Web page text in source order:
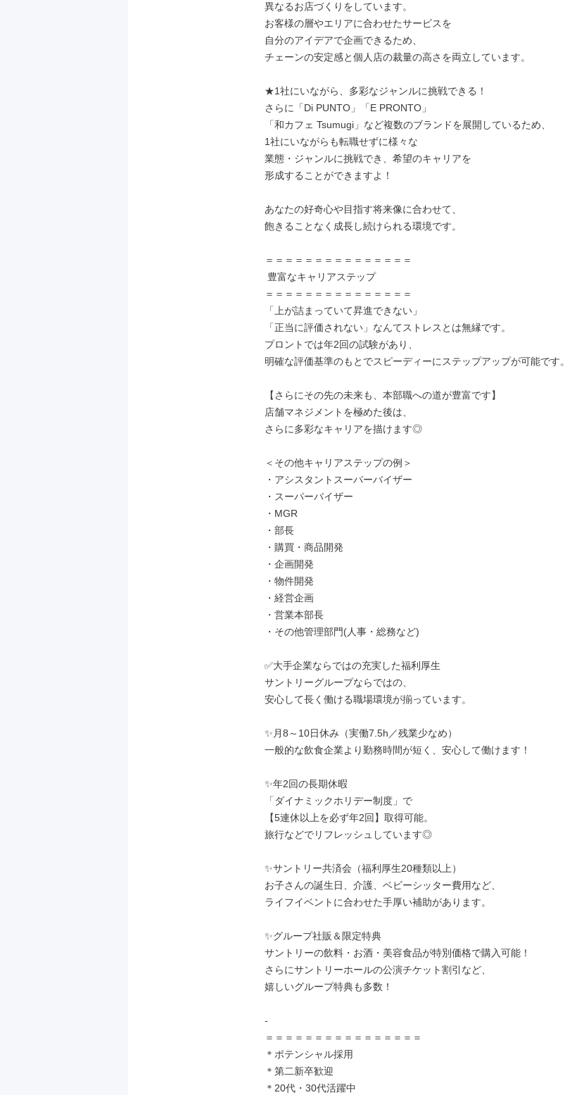
異なるお店づくりをしています。
お客様の層やエリアに合わせたサービスを
自分のアイデアで企画できるため、
チェーンの安定感と個人店の裁量の高さを両立しています。
★1社にいながら、多彩なジャンルに挑戦できる！
さらに「Di PUNTO」「E PRONTO」
「和カフェ Tsumugi」など複数のブランドを展開しているため、
1社にいながらも転職せずに様々な
業態・ジャンルに挑戦でき、希望のキャリアを
形成することができますよ！
あなたの好奇心や目指す将来像に合わせて、
飽きることなく成長し続けられる環境です。
＝＝＝＝＝＝＝＝＝＝＝＝＝＝＝
＝＝＝＝＝＝＝＝＝＝＝＝＝＝＝
「上が詰まっていて昇進できない」
「正当に評価されない」なんてストレスとは無縁です。
プロントでは年2回の試験があり、
明確な評価基準のもとでスピーディーにステップアップが可能です。
【さらにその先の未来も、本部職への道が豊富です】
店舗マネジメントを極めた後は、
さらに多彩なキャリアを描けます◎
＜その他キャリアステップの例＞
・アシスタントスーパーバイザー
・スーパーバイザー
・MGR
・部長
・購買・商品開発
・企画開発
・物件開発
・経営企画
・営業本部長
・その他管理部門(人事・総務など)
✅大手企業ならではの充実した福利厚生
サントリーグループならではの、
安心して長く働ける職場環境が揃っています。
✨月8～10日休み（実働7.5h／残業少なめ）
一般的な飲食企業より勤務時間が短く、安心して働けます！
✨年2回の長期休暇
「ダイナミックホリデー制度」で
【5連休以上を必ず年2回】取得可能。
旅行などでリフレッシュしています◎
✨サントリー共済会（福利厚生20種類以上）
お子さんの誕生日、介護、ベビーシッター費用など、
ライフイベントに合わせた手厚い補助があります。
✨グループ社販＆限定特典
サントリーの飲料・お酒・美容食品が特別価格で購入可能！
さらにサントリーホールの公演チケット割引など、
嬉しいグループ特典も多数！
-
＝＝＝＝＝＝＝＝＝＝＝＝＝＝＝＝
＊ポテンシャル採用
＊第二新卒歓迎
＊20代・30代活躍中